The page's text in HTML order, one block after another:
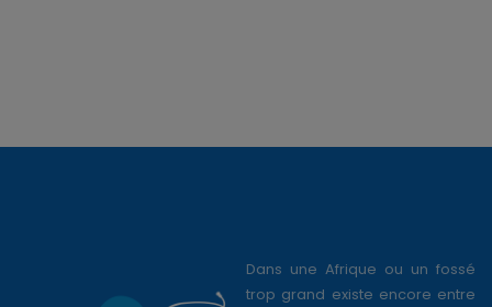
Dans une Afrique ou un fossé
trop grand existe encore entre